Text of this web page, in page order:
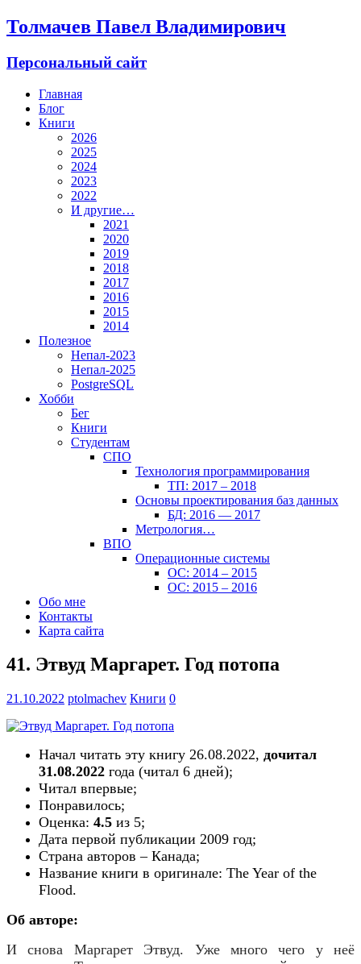
Толмачев Павел Владимирович
Персональный сайт
Главная
Блог
Книги
2026
2025
2024
2023
2022
И другие…
2021
2020
2019
2018
2017
2016
2015
2014
Полезное
Непал-2023
Непал-2025
PostgreSQL
Хобби
Бег
Книги
Студентам
СПО
Технология программирования
ТП: 2017 – 2018
Основы проектирования баз данных
БД: 2016 — 2017
Метрология…
ВПО
Операционные системы
ОС: 2014 – 2015
ОС: 2015 – 2016
Обо мне
Контакты
Карта сайта
41. Этвуд Маргарет. Год потопа
21.10.2022 ptolmachev Книги 0
Начал читать эту книгу 26.08.2022, дочитал
31.08.2022 года (читал 6 дней);
Читал впервые;
Понравилось;
Оценка: 4.5 из 5;
Дата первой публикации 2009 год;
Страна авторов – Канада;
Название книги в оригинале: The Year of the
Flood.
Об авторе:
И снова Маргарет Этвуд. Уже много чего у неё